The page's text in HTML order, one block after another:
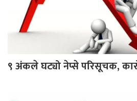
९ अंकले घट्यो नेप्से परिसूचक,